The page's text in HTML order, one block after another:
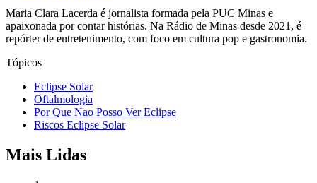
Maria Clara Lacerda é jornalista formada pela PUC Minas e
apaixonada por contar histórias. Na Rádio de Minas desde 2021, é
repórter de entretenimento, com foco em cultura pop e gastronomia.
Tópicos
Eclipse Solar
Oftalmologia
Por Que Nao Posso Ver Eclipse
Riscos Eclipse Solar
Mais Lidas